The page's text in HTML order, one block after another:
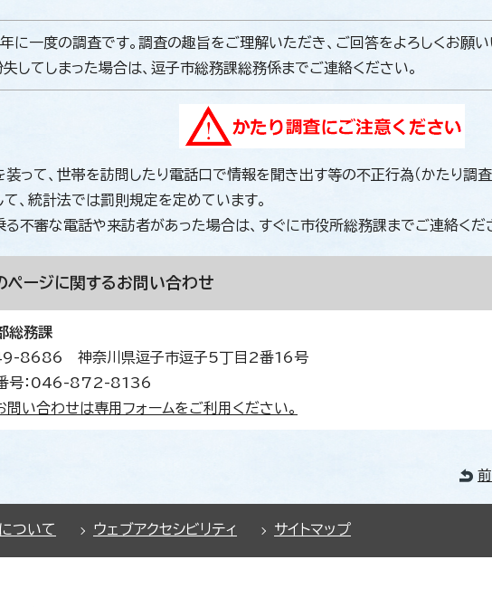
に一度の調査です。調査の趣旨をご理解いただき、ご回答をよろしくお願い
してしまった場合は、逗子市総務課総務係までご連絡ください。
って、世帯を訪問したり電話口で情報を聞き出す等の不正行為（かたり調査
、統計法では罰則規定を定めています。
不審な電話や来訪者があった場合は、すぐに市役所総務課までご連絡くだ
ページに関するお問い合わせ
総務課
8686 神奈川県逗子市逗子5丁目2番16号
号：046-872-8136
問い合わせは専用フォームをご利用ください。
ついて ウェブアクセシビリティ サイトマップ